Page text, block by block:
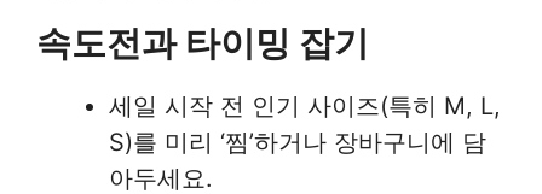
속도전과 타이밍 잡기
세일 시작 전 인기 사이즈(특히 M, L,
S)를 미리 ‘찜’하거나 장바구니에 담
아두세요.